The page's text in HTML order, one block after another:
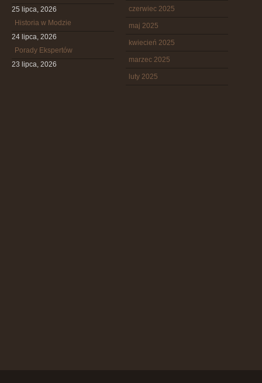
25 lipca, 2026
Historia w Modzie
24 lipca, 2026
Porady Ekspertów
23 lipca, 2026
czerwiec 2025
maj 2025
kwiecień 2025
marzec 2025
luty 2025